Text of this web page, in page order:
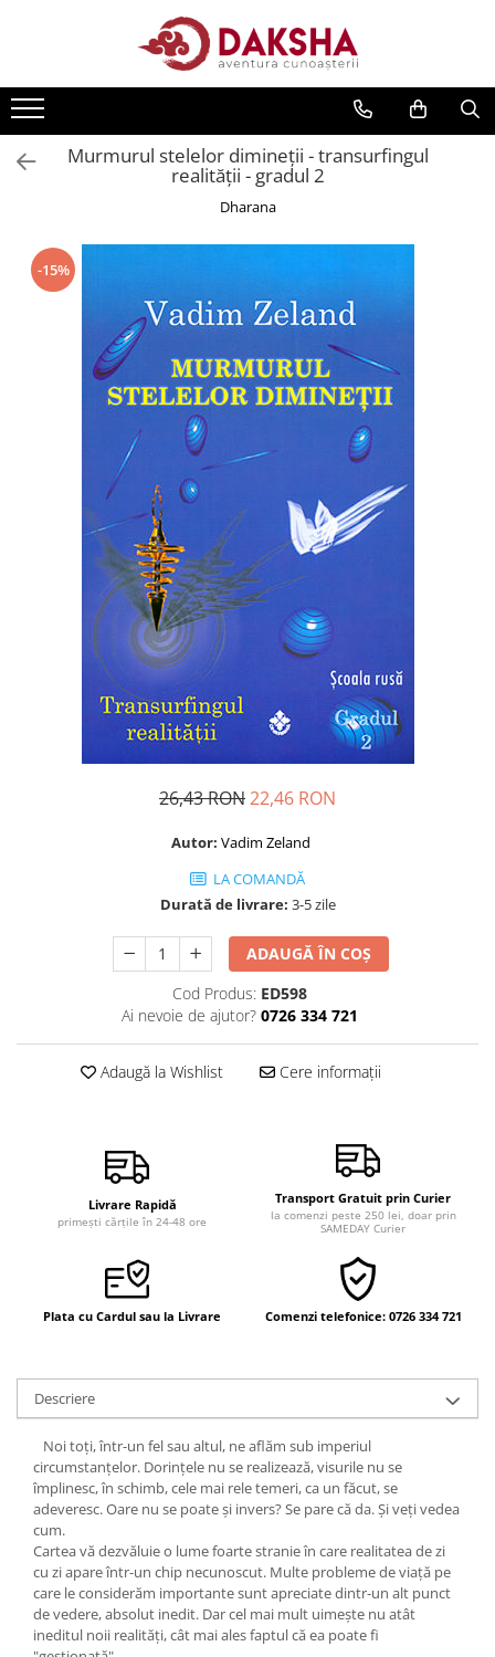
Editura Daksha
Seria Radu Cinamar
Seria Immanuel Velikovsky
Dezvăluiri
Extratereștrii
Transformare spirituală
Dezvoltare personală
Astrologie
Seria Montauk
Seria Chico Xavier
Seria Helena Blavatsky
Sănătate
Povestiri
Relații de cuplu
Psihologie practică
Lumea îngerilor
Inspiraţie divină
Îngeri
Viaţa de după moarte
Cristale
Supă de pui pentru suflet
Yoga
Oracol
Spiritualitate şi ştiinţă
Fără categorie
Cunoaștere
Murmurul stelelor dimineţii - transurfingul
realităţii - gradul 2
Dharana
-15%
26,43 RON22,46 RON
Autor: Vadim Zeland
LA COMANDĂ
Durată de livrare: 3-5 zile
ADAUGĂ ÎN COȘ
Cod Produs: ED598
Ai nevoie de ajutor? 0726 334 721
Adaugă la Wishlist Cere informații
Livrare Rapidă
primești cărțile în 24-48 ore
Transport Gratuit prin Curier
la comenzi peste 250 lei, doar prin
SAMEDAY Curier
Plata cu Cardul sau la Livrare Comenzi telefonice: 0726 334 721
Descriere
Noi toţi, într-un fel sau altul, ne aflăm sub imperiul
circumstanţelor. Dorinţele nu se realizează, visurile nu se
împlinesc, în schimb, cele mai rele temeri, ca un făcut, se
adeveresc. Oare nu se poate şi invers? Se pare că da. Şi veţi vedea
cum.
Cartea vă dezvăluie o lume foarte stranie în care realitatea de zi
cu zi apare într-un chip necunoscut. Multe probleme de viaţă pe
care le considerăm importante sunt apreciate dintr-un alt punct
de vedere, absolut inedit. Dar cel mai mult uimeşte nu atât
ineditul noii realităţi, cât mai ales faptul că ea poate fi